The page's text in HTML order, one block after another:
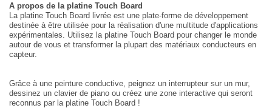
A propos de la platine Touch Board
La platine Touch Board livrée est une plate-forme de développement
destinée à être utilisée pour la réalisation d'une multitude d'applications
expérimentales. Utilisez la platine Touch Board pour changer le monde
autour de vous et transformer la plupart des matériaux conducteurs en
capteur.
Grâce à une peinture conductive, peignez un interrupteur sur un mur,
dessinez un clavier de piano ou créez une zone interactive qui seront
reconnus par la platine Touch Board !